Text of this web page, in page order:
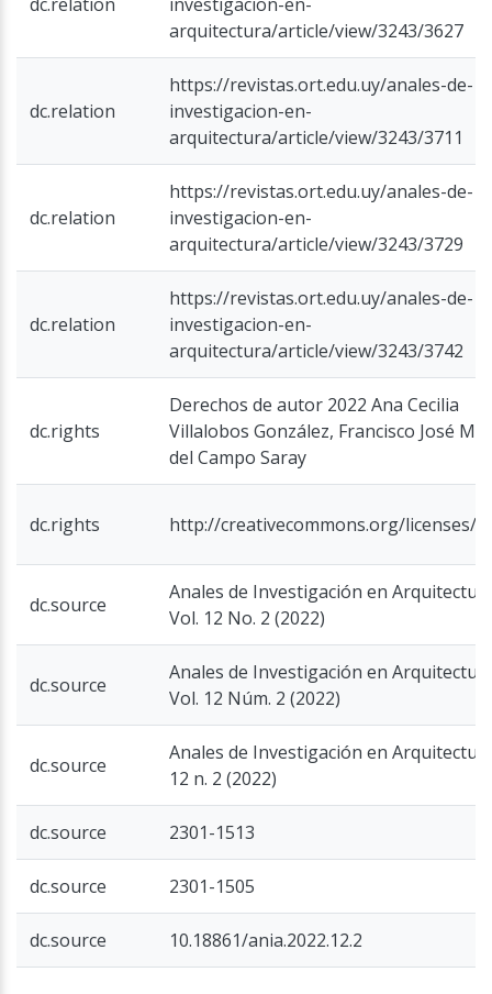
arquitectura/article/view/3243/3627
dc.relation
https://revistas.ort.edu.uy/anales-de-
investigacion-en-
arquitectura/article/view/3243/3711
dc.relation
https://revistas.ort.edu.uy/anales-de-
investigacion-en-
arquitectura/article/view/3243/3729
dc.relation
https://revistas.ort.edu.uy/anales-de-
investigacion-en-
arquitectura/article/view/3243/3742
dc.rights
Derechos de autor 2022 Ana Cecilia
Villalobos González, Francisco José
del Campo Saray
dc.rights http://creativecommons.org/licenses/
dc.source
Anales de Investigación en
Vol. 12 No. 2 (2022)
dc.source
Anales de Investigación en
Vol. 12 Núm. 2 (2022)
dc.source
Anales de Investigación en
12 n. 2 (2022)
dc.source 2301-1513
dc.source 2301-1505
dc.source 10.18861/ania.2022.12.2